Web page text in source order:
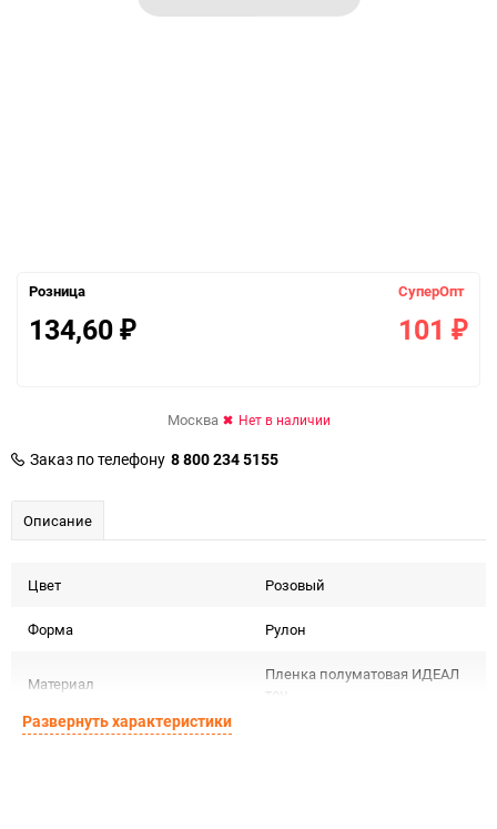
Розница
134,60 ₽
СуперОпт
101 ₽
Москва Нет в наличии
Заказ по телефону 8 800 234 5155
Описание
Цвет Розовый
Форма Рулон
Материал
Пленка полуматовая ИДЕАЛ
тон
Срок годности
Развернуть характеристики